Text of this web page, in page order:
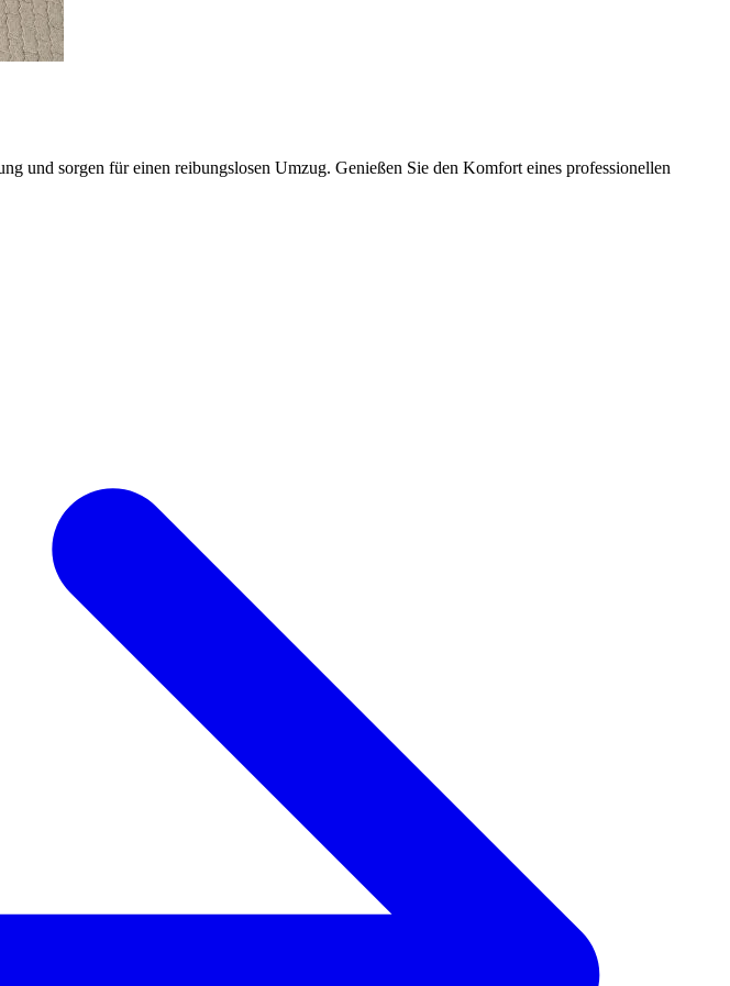
und sorgen für einen reibungslosen Umzug. Genießen Sie den Komfort eines professionellen